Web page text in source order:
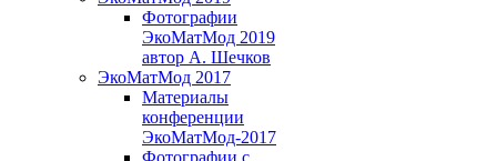
Фотографии
ЭкоМатМод 2019
автор А. Шечков
ЭкоМатМод 2017
Материалы
конференции
ЭкоМатМод-2017
Фотографии с